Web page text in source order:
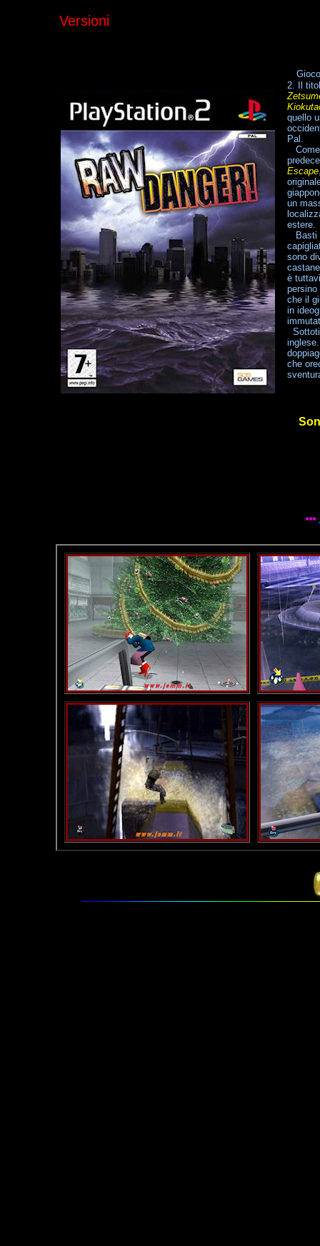
Versioni
2. Il
quello
Pal.
Escape
un
estere.
Basti
sono
è
che il
in
che
***